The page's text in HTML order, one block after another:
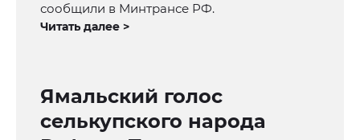
сообщили в Минтрансе РФ.
Читать далее >
Ямальский голос
селькупского народа